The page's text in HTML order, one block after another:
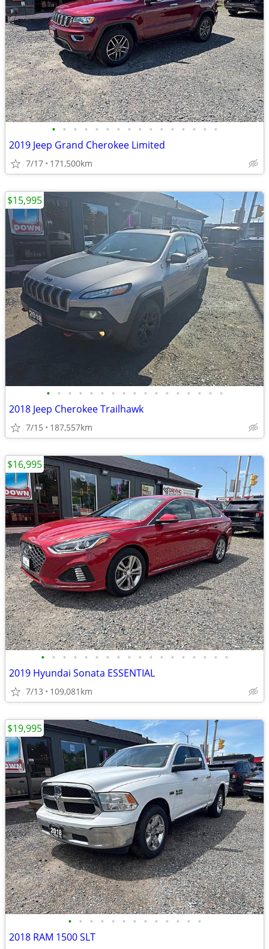
• • • • • • • • • • • • • • • •
2019 Jeep Grand Cherokee Limited
7/17 171,500km
• • • • • • • • • • • • • • • • •
2018 Jeep Cherokee Trailhawk
7/15 187,557km
$15,995
• • • • • • • • • • • • • • • • • •
2019 Hyundai Sonata ESSENTIAL
7/13 109,081km
$16,995
• • • • • • • • • • • • •
2018 RAM 1500 SLT
$19,995